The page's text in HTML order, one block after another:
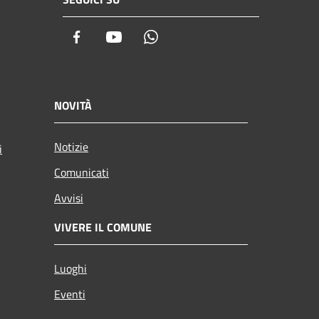
Facebook Youtube
NOVITÀ
Notizie
Comunicati
Avvisi
VIVERE IL COMUNE
Luoghi
Eventi